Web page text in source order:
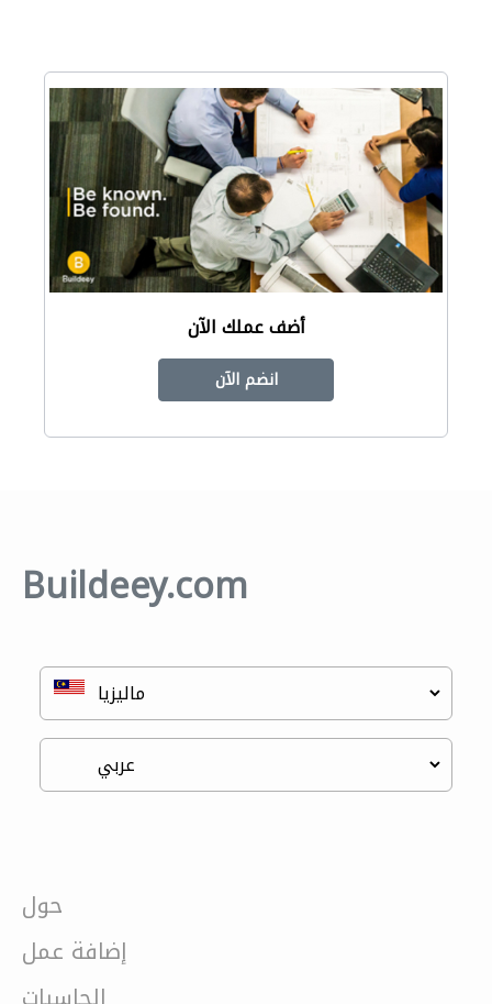
أضف عملك الآن
انضم الآن
Buildeey.com
حول
إضافة عمل